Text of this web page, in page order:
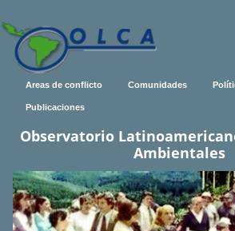
Areas de conflicto Comunidades
Publicaciones
Observatorio
Ambientales